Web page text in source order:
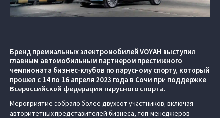
Бренд премиальных электромобилей VOYAH выступил
главным автомобильным партнером престижного
чемпионата бизнес-клубов по парусному спорту, который
прошел с 14 по 16 апреля 2023 года в Сочи при поддержке
Всероссийской федерации парусного спорта.
Мероприятие собрало более двухсот участников, включая
авторитетных представителей бизнеса, топ-менеджеров